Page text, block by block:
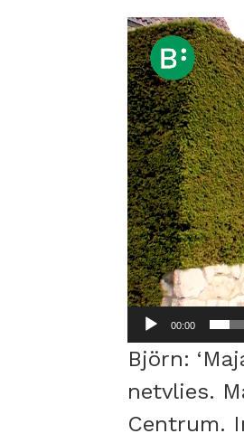
Videospeler
00:00
Björn:
netvlies.
Centrum.